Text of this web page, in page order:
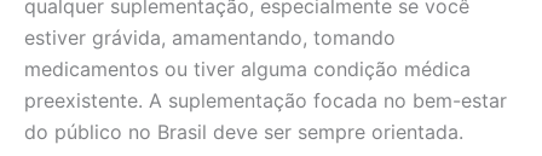
qualquer suplementação, especialmente se você
estiver grávida, amamentando, tomando
medicamentos ou tiver alguma condição médica
preexistente. A suplementação focada no bem-estar
do público no Brasil deve ser sempre orientada.